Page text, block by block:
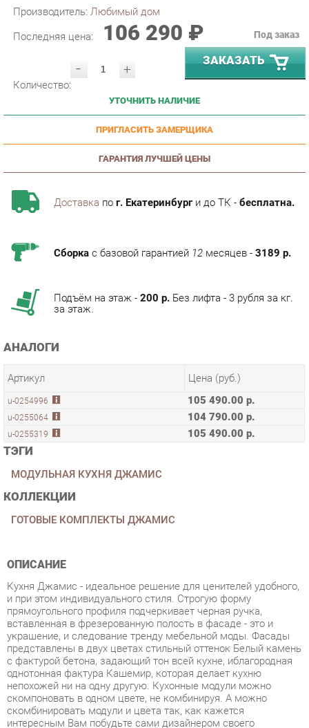
Последняя цена: 106 290 ₽
- ЗАКАЗАТЬ
УТОЧНИТЬ НАЛИЧИЕ
ПРИГЛАСИТЬ ЗАМЕРЩИКА
ГАРАНТИЯ ЛУЧШЕЙ ЦЕНЫ
Доставкапог. Екатеринбурги до ТК -бесплатна.
АНАЛОГИ
Артикул
u-0254996 105 490.00 р.
u-0255064 104 790.00 р.
u-0255319 105 490.00 р.
ТЭГИ
МОДУЛЬНАЯ КУХНЯ ДЖАМИС
КОЛЛЕКЦИИ
ГОТОВЫЕ КОМПЛЕКТЫ ДЖАМИС
ОПИСАНИЕ
прямоугольного профиля подчеркивает черная ручка,
украшение, и следование тренду мебельной моды. Фасады
представлены в двух цветах стильный оттенок Белый камень
с фактурой бетона, задающий тон всей кухне, иблагородная
однотонная фактура Кашемир, которая делает кухню
непохожей ни на одну другую. Кухонные модули можно
скомпоновать в одном цвете, не комбинируя. А можно
скомбинировать модули и цвета так, как кажется
интересным Вам побудьте сами дизайнером своего
интерьера - это интересно и в результате будет радовать
воплощением мечты. Вставки из стекла сатин делают кухню,
более легкой, а дизайн не стандартным. Благодаря широкому
модульному ряду кухни Джамис, можно обустроить каждый